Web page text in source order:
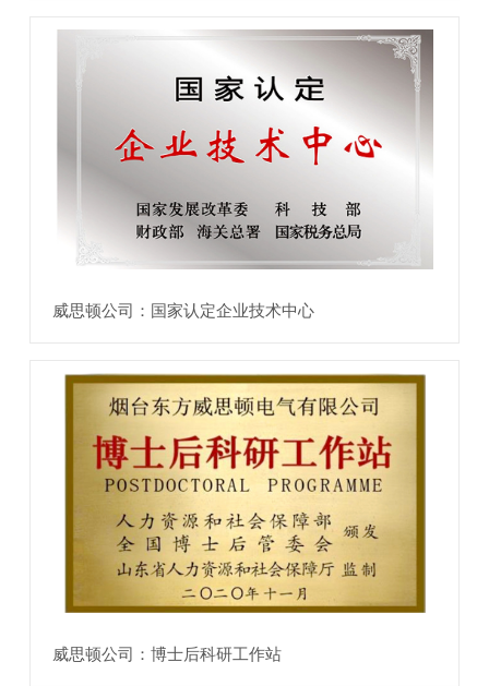
威思顿公司：国家认定企业技术中心
威思顿公司：博士后科研工作站